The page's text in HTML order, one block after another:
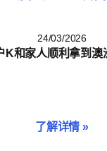
24/03/2026
K和家人顺利拿到澳
了解详情 »